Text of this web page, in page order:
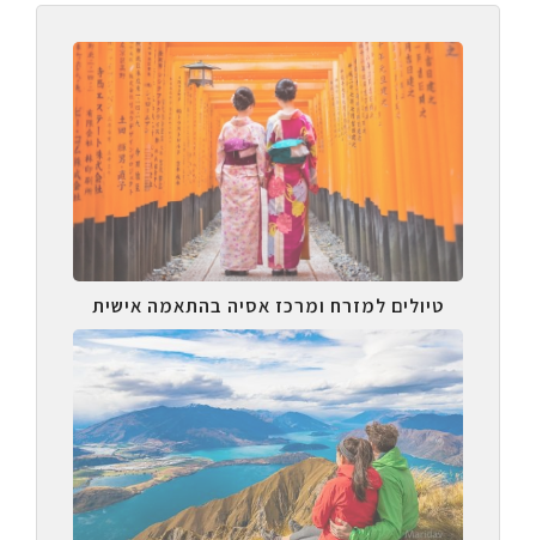
טיולים למזרח ומרכז אסיה בהתאמה אישית